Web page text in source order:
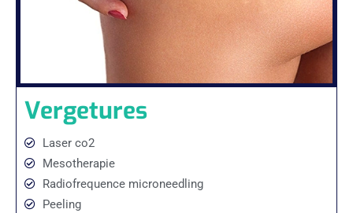
Vergetures
Laser co2
Mesotherapie
Radiofrequence microneedling
Peeling